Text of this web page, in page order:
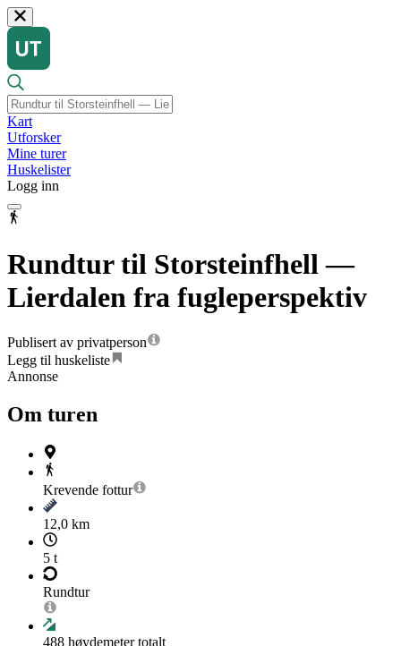
Kart
Utforsker
Mine turer
Huskelister
Logg inn
Rundtur til Storsteinfhell —
Lierdalen fra fugleperspektiv
Publisert av privatperson
Legg til huskeliste
Annonse
Om turen
Krevende fottur
12,0 km
5 t
Rundtur
488 høydemeter totalt